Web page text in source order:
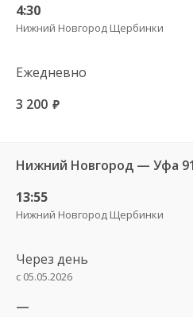
4:30
Нижний Новгород Щербинки
Ежедневно
3 200 руб.
Нижний Новгород — Уфа
13:55
Нижний Новгород Щербинки
Через день
с 05.05.2026
—